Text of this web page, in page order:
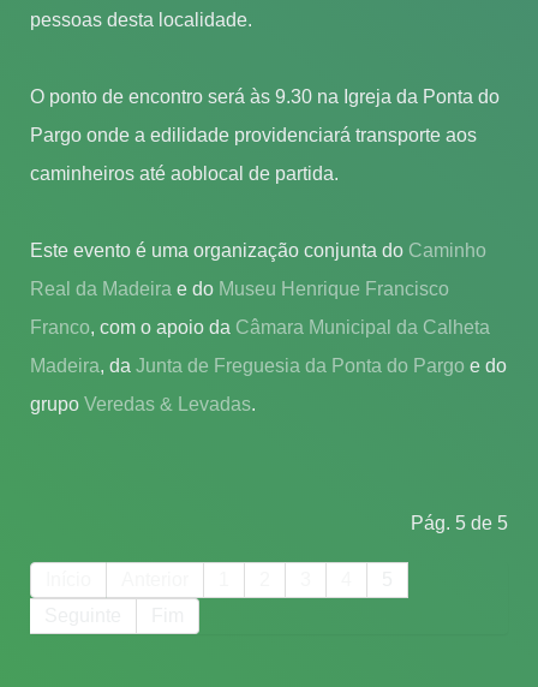
pessoas desta localidade.
O ponto de encontro será às 9.30 na Igreja da Ponta do
Pargo onde a edilidade providenciará transporte aos
caminheiros até aoblocal de partida.
Este evento é uma organização conjunta do Caminho
Real da Madeira e do Museu Henrique Francisco
Franco, com o apoio da Câmara Municipal da Calheta
Madeira, da Junta de Freguesia da Ponta do Pargo e do
grupo Veredas & Levadas.
Pág. 5 de 5